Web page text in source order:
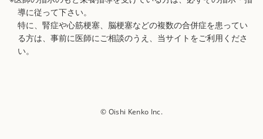
導に従って下さい。
特に、腎症や心筋梗塞、脳梗塞などの複数の合併症を患ってい
る方は、事前に医師にご相談のうえ、当サイトをご利用くださ
い。
© Oishi Kenko Inc.